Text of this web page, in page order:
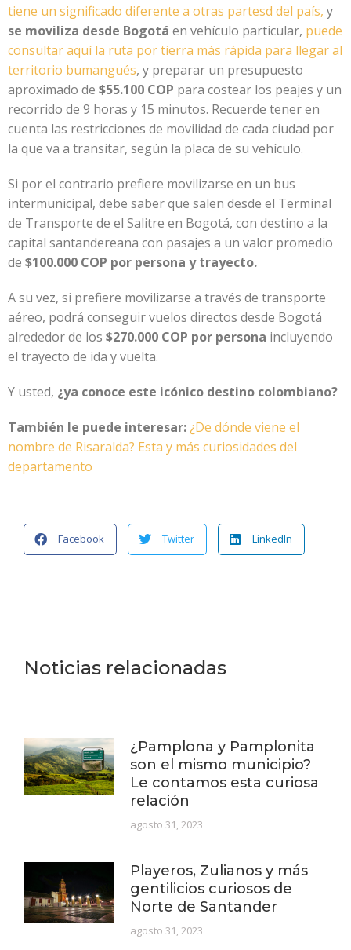
tiene un significado diferente a otras partesd del país, y
se moviliza desde Bogotá en vehículo particular, puede
consultar aquí la ruta por tierra más rápida para llegar al
territorio bumangués, y preparar un presupuesto
aproximado de $55.100 COP para costear los peajes y un
recorrido de 9 horas y 15 minutos. Recuerde tener en
cuenta las restricciones de movilidad de cada ciudad por
la que va a transitar, según la placa de su vehículo.
Si por el contrario prefiere movilizarse en un bus
intermunicipal, debe saber que salen desde el Terminal
de Transporte de el Salitre en Bogotá, con destino a la
capital santandereana con pasajes a un valor promedio
de $100.000 COP por persona y trayecto.
A su vez, si prefiere movilizarse a través de transporte
aéreo, podrá conseguir vuelos directos desde Bogotá
alrededor de los $270.000 COP por persona incluyendo
el trayecto de ida y vuelta.
Y usted, ¿ya conoce este icónico destino colombiano?
También le puede interesar: ¿De dónde viene el
nombre de Risaralda? Esta y más curiosidades del
departamento
Facebook Twitter LinkedIn
Noticias relacionadas
¿Pamplona y Pamplonita
son el mismo municipio?
Le contamos esta curiosa
relación
agosto 31, 2023
Playeros, Zulianos y más
gentilicios curiosos de
Norte de Santander
agosto 31, 2023